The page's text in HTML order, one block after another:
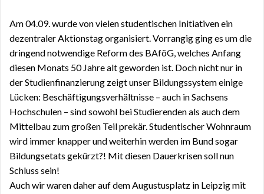
Am 04.09. wurde von vielen studentischen Initiativen ein
dezentraler Aktionstag organisiert. Vorrangig ging es um die
dringend notwendige Reform des BAföG, welches Anfang
diesen Monats 50 Jahre alt geworden ist. Doch nicht nur in
der Studienfinanzierung zeigt unser Bildungssystem einige
Lücken: Beschäftigungsverhältnisse – auch in Sachsens
Hochschulen – sind sowohl bei Studierenden als auch dem
Mittelbau zum großen Teil prekär. Studentischer Wohnraum
wird immer knapper und weiterhin werden im Bund sogar
Bildungsetats gekürzt?! Mit diesen Dauerkrisen soll nun
Schluss sein!
Auch wir waren daher auf dem Augustusplatz in Leipzig mit